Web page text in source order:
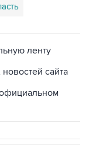
ленту
сайта